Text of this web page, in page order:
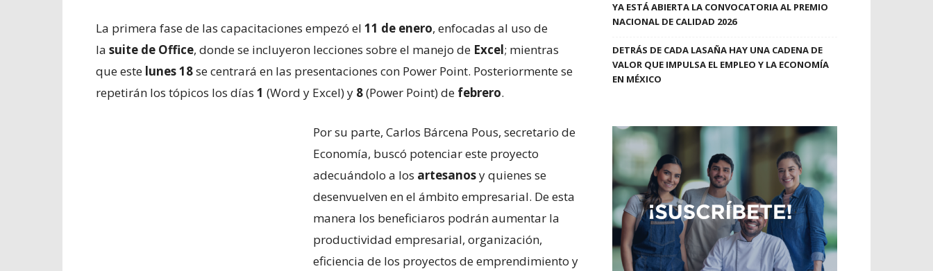
La primera fase de las capacitaciones empezó el 11 de enero, enfocadas al uso de
la suite de Office, donde se incluyeron lecciones sobre el manejo de Excel; mientras
que este lunes 18se centrará en las presentaciones con Power Point. Posteriormente se
repetirán los tópicos los días 1 (Word y Excel) y 8(Power Point) de febrero.
Por su parte, Carlos Bárcena Pous, secretario de
Economía, buscó potenciar este proyecto
adecuándolo a los artesanosy quienes se
desenvuelven en el ámbito empresarial. De esta
manera los beneficiaros podrán aumentar la
productividad empresarial, organización,
eficiencia de los proyectos de emprendimiento y
YA ESTÁ ABIERTA LA CONVOCATORIA AL PREMIO
NACIONAL DE CALIDAD 2026
DETRÁS DE CADA LASAÑA HAY UNA CADENA DE
VALOR QUE IMPULSA EL EMPLEO Y LA ECONOMÍA
EN MÉXICO